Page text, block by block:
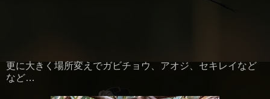
更に大きく場所変えでガビチョウ、アオジ、セキレイなど
など…